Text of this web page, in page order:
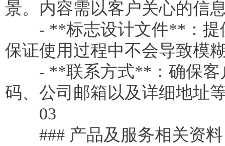
景。内容需以客户关心的信
- **标志设计文件**：提供
保证使用过程中不会导致模
- **联系方式**：确保客户
码、公司邮箱以及详细地址
03
### 产品及服务相关资料